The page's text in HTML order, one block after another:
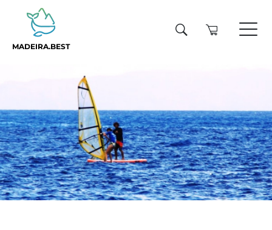
MADEIRA.BEST